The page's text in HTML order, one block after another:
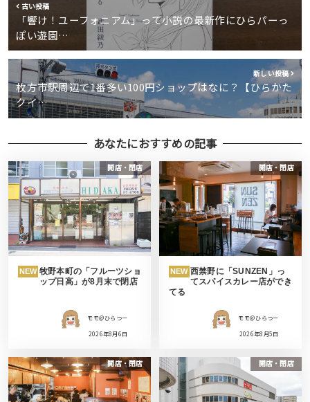
古い投稿
「響け！ユーフォニアム」って小説の最新作にひらパーっ
ぽい遊園…
新しい投稿
枚方市駅周辺で1番多い100円ショップはなに？【ひらかた
クイ…
あなたにおすすめの記事
開店・閉店
NEW 牧野本町の「フルーツショ
ップ日高」が8月末で閉店
モモ＠ひらつー
2026年8月6日
開店・閉店
NEW 西禁野に「SUNZEN」っ
てスパイスカレー店ができ
てる
モモ＠ひらつー
2026年8月5日
開店・閉店 開店・閉店